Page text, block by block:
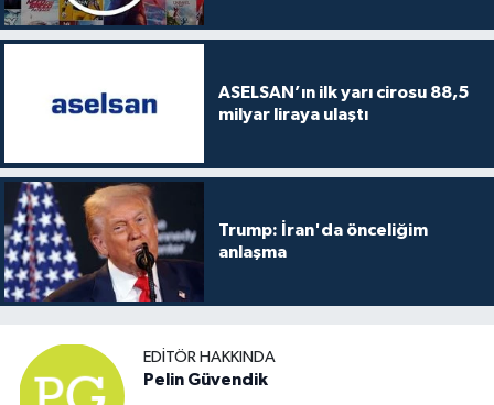
ASELSAN’ın ilk yarı cirosu 88,5
milyar liraya ulaştı
Trump: İran'da önceliğim
anlaşma
EDITÖR HAKKINDA
Pelin Güvendik